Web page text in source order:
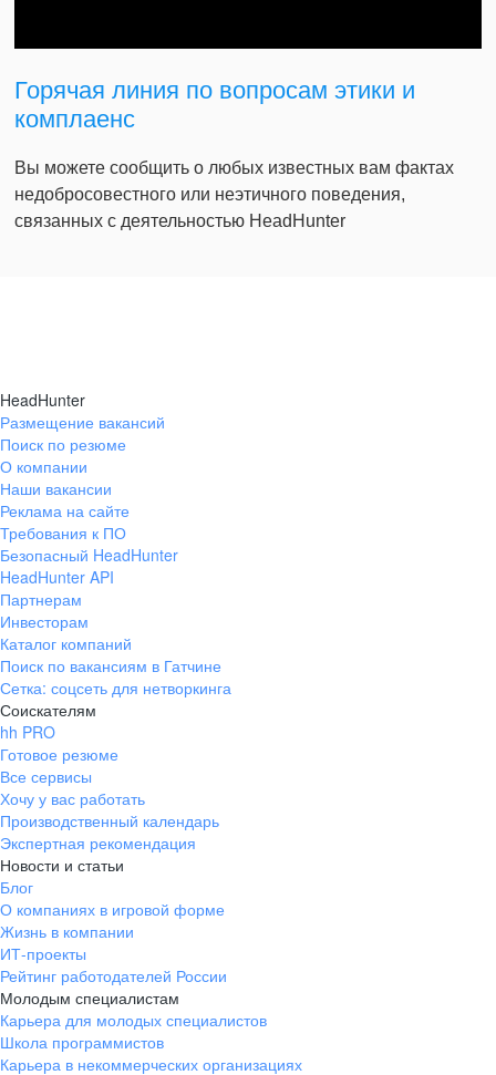
Горячая линия по вопросам этики и
комплаенс
Вы можете сообщить о любых известных вам фактах
недобросовестного или неэтичного поведения,
связанных с деятельностью HeadHunter
HeadHunter
Размещение вакансий
Поиск по резюме
О компании
Наши вакансии
Реклама на сайте
Требования к ПО
Безопасный HeadHunter
HeadHunter API
Партнерам
Инвесторам
Каталог компаний
Поиск по вакансиям в Гатчине
Сетка: соцсеть для нетворкинга
Соискателям
hh PRO
Готовое резюме
Все сервисы
Хочу у вас работать
Производственный календарь
Экспертная рекомендация
Новости и статьи
Блог
О компаниях в игровой форме
Жизнь в компании
ИТ-проекты
Рейтинг работодателей России
Молодым специалистам
Карьера для молодых специалистов
Школа программистов
Карьера в некоммерческих организациях